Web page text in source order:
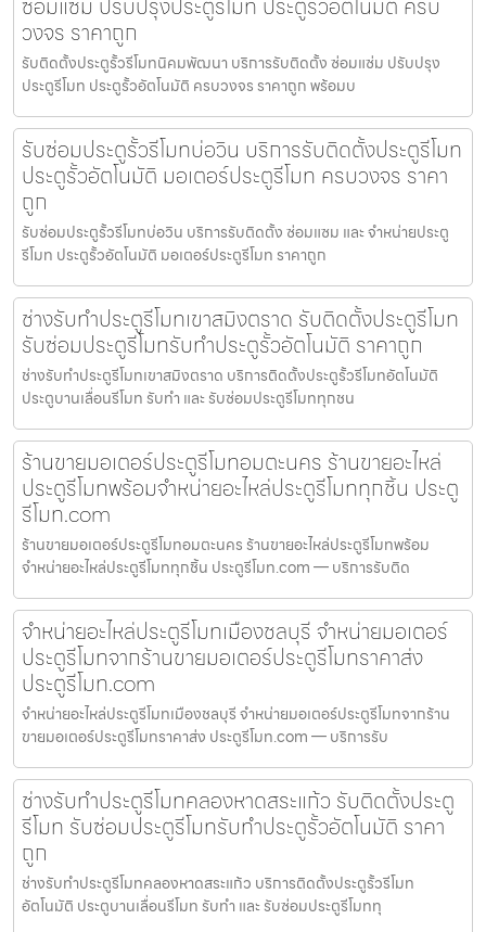
วงจร ราคาถูก
รับติดตั้งประตูรั้วรีโมทนิคมพัฒนา บริการรับติดตั้ง ซ่อมแซ่ม ปรับปรุง
ประตูรีโมท ประตูรั้วอัตโนมัติ ครบวงจร ราคาถูก พร้อมบ
รับซ่อมประตูรั้วรีโมทบ่อวิน บริการรับติดตั้งประตูรีโมท
ประตูรั้วอัตโนมัติ มอเตอร์ประตูรีโมท ครบวงจร ราคา
ถูก
รับซ่อมประตูรั้วรีโมทบ่อวิน บริการรับติดตั้ง ซ่อมแซม และ จำหน่ายประตู
รีโมท ประตูรั้วอัตโนมัติ มอเตอร์ประตูรีโมท ราคาถูก
ช่างรับทำประตูรีโมทเขาสมิงตราด รับติดตั้งประตูรีโมท
รับซ่อมประตูรีโมทรับทำประตูรั้วอัตโนมัติ ราคาถูก
ช่างรับทำประตูรีโมทเขาสมิงตราด บริการติดตั้งประตูรั้วรีโมทอัตโนมัติ
ประตูบานเลื่อนรีโมท รับทำ และ รับซ่อมประตูรีโมททุกชน
ร้านขายมอเตอร์ประตูรีโมทอมตะนคร ร้านขายอะไหล่
ประตูรีโมทพร้อมจำหน่ายอะไหล่ประตูรีโมททุกชิ้น ประตู
รีโมท.com
ร้านขายมอเตอร์ประตูรีโมทอมตะนคร ร้านขายอะไหล่ประตูรีโมทพร้อม
จำหน่ายอะไหล่ประตูรีโมททุกชิ้น ประตูรีโมท.com — บริการรับติด
จำหน่ายอะไหล่ประตูรีโมทเมืองชลบุรี จำหน่ายมอเตอร์
ประตูรีโมทจากร้านขายมอเตอร์ประตูรีโมทราคาส่ง
ประตูรีโมท.com
จำหน่ายอะไหล่ประตูรีโมทเมืองชลบุรี จำหน่ายมอเตอร์ประตูรีโมทจากร้าน
ขายมอเตอร์ประตูรีโมทราคาส่ง ประตูรีโมท.com — บริการรับ
ช่างรับทำประตูรีโมทคลองหาดสระแก้ว รับติดตั้งประตู
รีโมท รับซ่อมประตูรีโมทรับทำประตูรั้วอัตโนมัติ ราคา
ถูก
ช่างรับทำประตูรีโมทคลองหาดสระแก้ว บริการติดตั้งประตูรั้วรีโมท
อัตโนมัติ ประตูบานเลื่อนรีโมท รับทำ และ รับซ่อมประตูรีโมททุ